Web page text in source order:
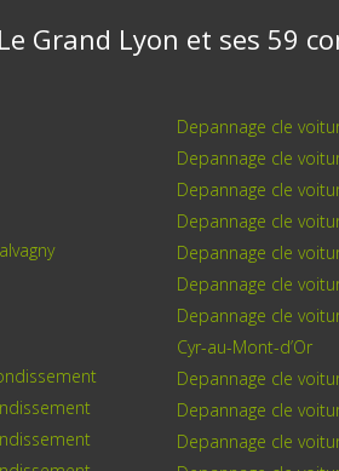
Grand Lyon et ses 59
Depannage cle
Depannage cle
Depannage cle
Depannage cle
Depannage cle
Depannage cle
Depannage cle
Cyr-au-Mont-d’Or
Depannage cle
Depannage cle
Depannage cle